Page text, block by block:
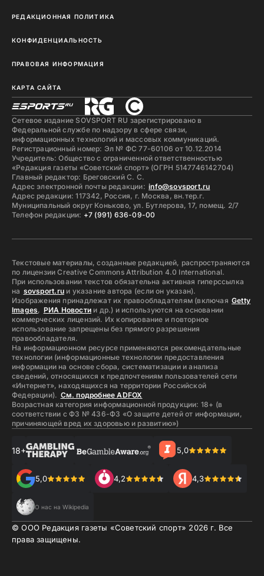
РЕДАКЦИОННАЯ ПОЛИТИКА
КОНФИДЕНЦИАЛЬНОСТЬ
ПРАВОВАЯ ИНФОРМАЦИЯ
КАРТА САЙТА
Сетевое издание SOVSPORT RU зарегистрировано в
Федеральной службе по надзору в сфере связи,
информационных технологий и массовых коммуникаций.
Регистрационный номер: Эл № ФС 77-60106 от 10.12.2014
Учредитель: Общество с ограниченной ответственностью
«Редакция газеты «Советский спорт» (ОГРН 5147746142704)
Главный редактор: Бреговский С. С.
Адрес электронной почты редакции: info@sovsport.ru
Адрес редакции: 117342, Россия, г. Москва, вн.тер.г.
Муниципальный округ Коньково, ул. Бутлерова, 17, помещ. 2/7
Телефон редакции: +7 (991) 636-09-00
Текстовые материалы, созданные редакцией, распространяются
по лицензии Creative Commons Attribution 4.0 International.
При использовании текстов обязательна активная гиперссылка
на sovsport.ruи указание автора (если он указан).
Изображения принадлежат их правообладателям (включая Getty
Images, РИА Новости и др.) и используются на основании
коммерческих лицензий. Их копирование и повторное
использование запрещены без прямого разрешения
правообладателя.
На информационном ресурсе применяются рекомендательные
технологии (информационные технологии предоставления
информации на основе сбора, систематизации и анализа
сведений, относящихся к предпочтениям пользователей сети
«Интернет», находящихся на территории Российской
Федерации). См. подробнее ADFOX
Возрастная категория информационной продукции: 18+ (в
соответствии с ФЗ № 436-ФЗ «О защите детей от информации,
причиняющей вред их здоровью и развитию»)
18+ 5,0
5,0 4,2 4,3
О нас на Wikipedia
© ООО Редакция газеты «Советский спорт» 2026 г. Все
права защищены.